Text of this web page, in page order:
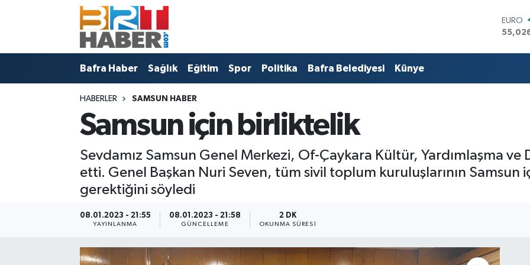
Bafra Haber Sağlık Eğitim Spor Politika Bafra Belediyesi Künye
HABERLER SAMSUN HABER
Samsun için birliktelik
Sevdamız Samsun Genel Merkezi, Of-Çaykara Kültür, Yardımlaşma ve
etti. Genel Başkan Nuri Seven, tüm sivil toplum kuruluşlarının Samsun
gerektiğini söyledi
08.01.2023 - 21:55
YAYINLANMA
08.01.2023 - 21:58
GÜNCELLEME
2 DK
OKUNMA SÜRESI
Bafra Vefat İlanları
Bafra Nöbetçi Eczaneler
Samsun Haber
Bafra Haber
Bafra Belediyesi
Samsun Nöbetçi Eczaneler
Samsun Hava Durumu
Samsun Trafik Yoğunluk Haritası
Süper Lig Puan Durumu ve Fikstür
Tüm Manşetler
Son Dakika Haberleri
Haber Arşivi